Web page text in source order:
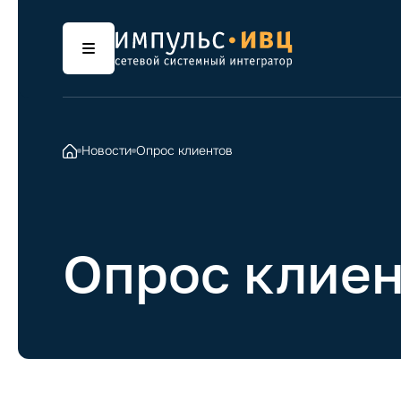
Новости Опрос клиентов
Опрос